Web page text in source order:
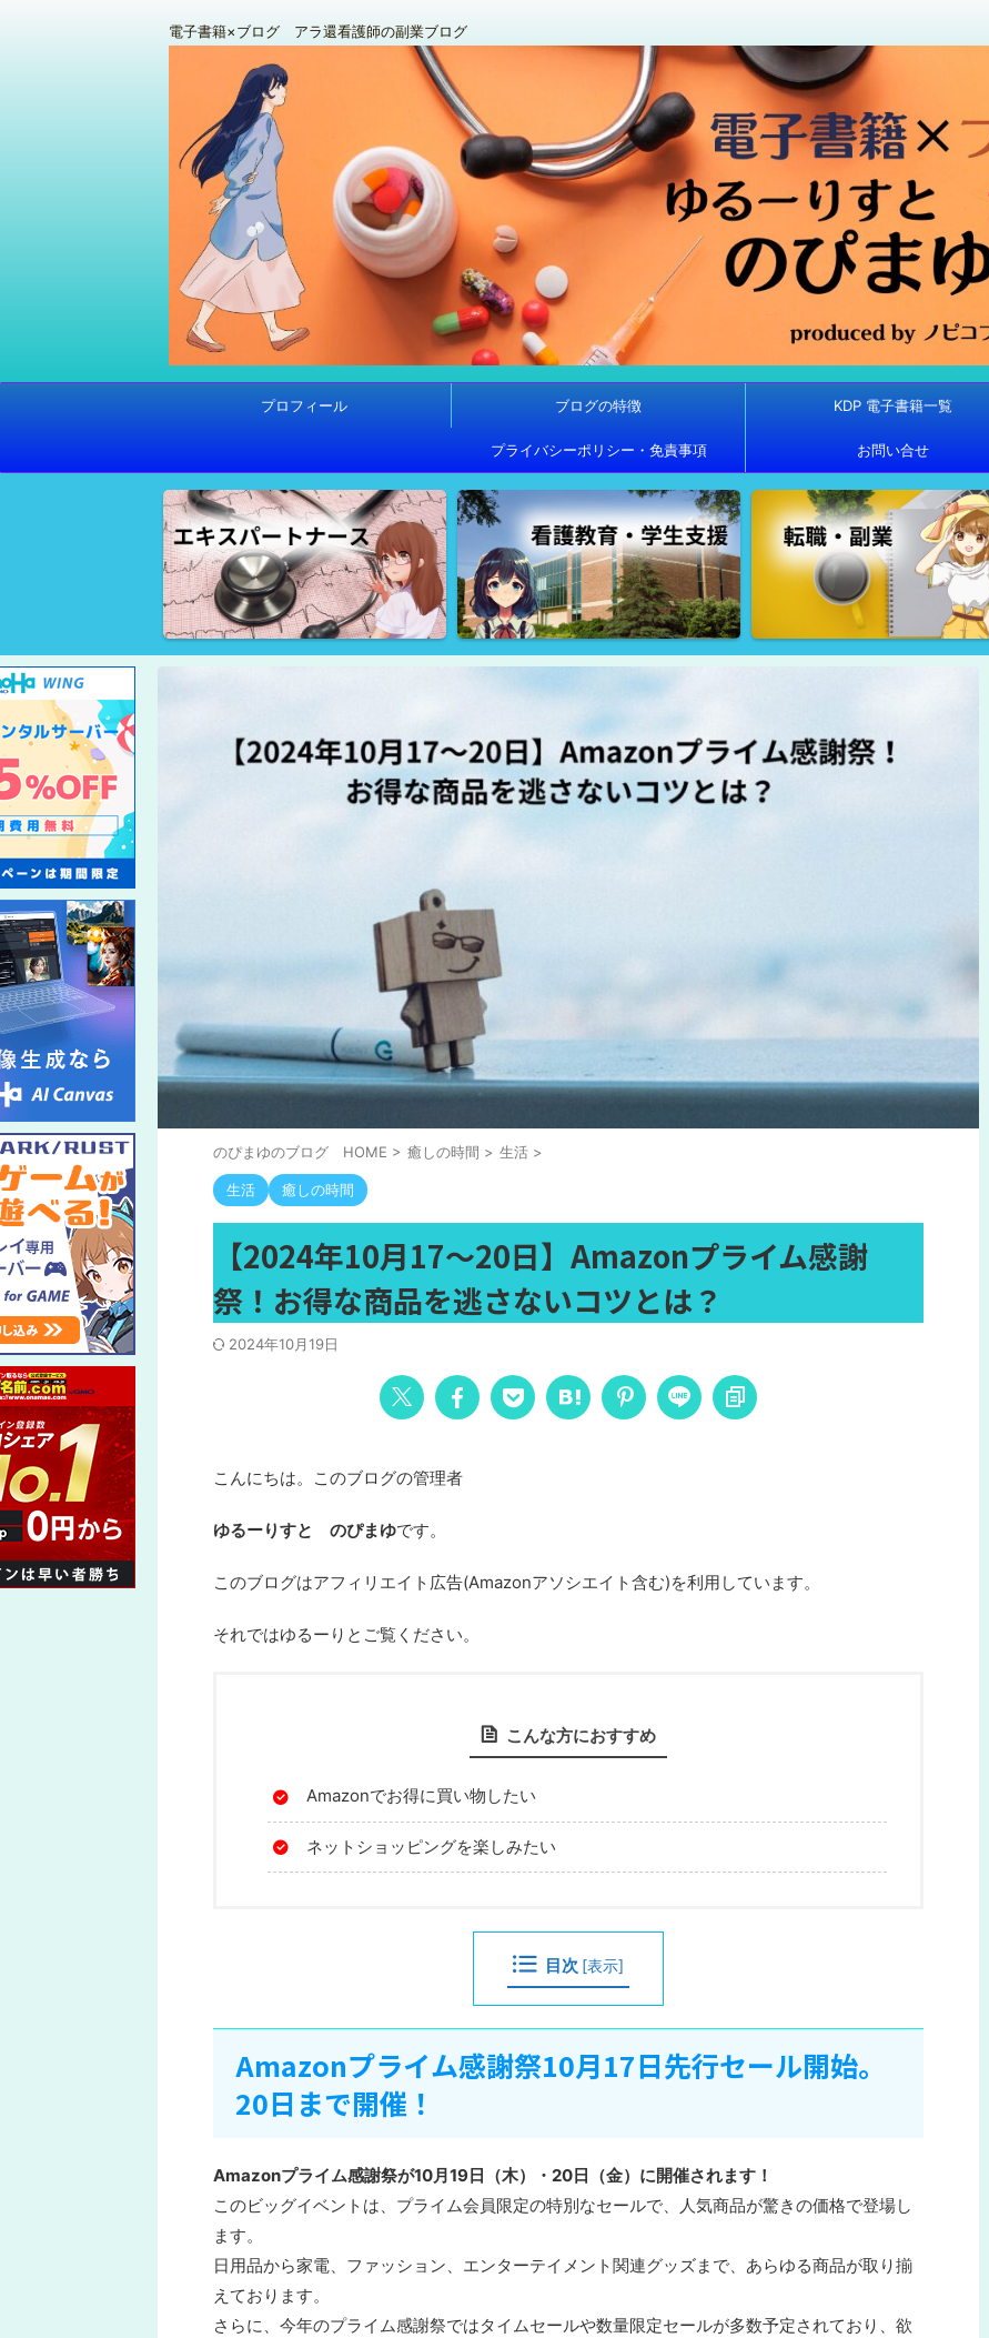
電子書籍×ブログ アラ還看護師の副業ブログ
プロフィール ブログの特徴 KDP 電子書籍一覧
プライバシーポリシー・免責事項 お問い合せ
のぴまゆのブログ HOME > 癒しの時間 > 生活 >
生活 癒しの時間
【2024年10月17～20日】Amazonプライム感謝
祭！お得な商品を逃さないコツとは？
2024年10月19日
こんにちは。このブログの管理者
ゆるーりすと のぴまゆです。
このブログはアフィリエイト広告(Amazonアソシエイト含む)を利用しています。
それではゆるーりとご覧ください。
こんな方におすすめ
Amazonでお得に買い物したい
ネットショッピングを楽しみたい
目次 [表示]
Amazonプライム感謝祭10月17日先行セール開始。
20日まで開催！
Amazonプライム感謝祭が10月19日（木）・20日（金）に開催されます！
このビッグイベントは、プライム会員限定の特別なセールで、人気商品が驚きの価格で登場し
ます。
日用品から家電、ファッション、エンターテイメント関連グッズまで、あらゆる商品が取り揃
えております。
さらに、今年のプライム感謝祭ではタイムセールや数量限定セールが多数予定されており、欲